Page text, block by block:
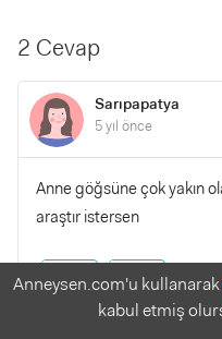
2 Cevap
Sarıpapatya
5 yıl önce
Anne göğsüne çok yakın
araştır istersen
0 0
Anneysen.com'u
kabul etmiş